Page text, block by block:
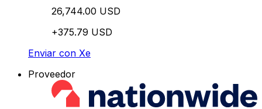
26,744.00 USD
+375.79 USD
Enviar con Xe
Proveedor